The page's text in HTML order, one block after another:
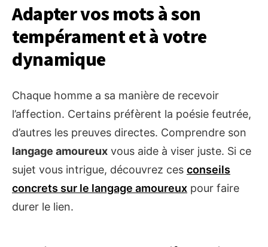
Adapter vos mots à son
tempérament et à votre
dynamique
Chaque homme a sa manière de recevoir
l’affection. Certains préfèrent la poésie feutrée,
d’autres les preuves directes. Comprendre son
langage amoureux vous aide à viser juste. Si ce
sujet vous intrigue, découvrez ces conseils
concrets sur le langage amoureux pour faire
durer le lien.